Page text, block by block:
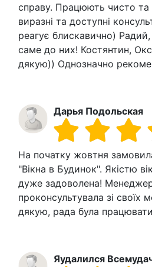
справу. Працюють чисто та
виразні та доступні
реагує блискавично)
саме до них! Костянтин,
дякую)) Однозначно
Дарья Подольская
На початку жовтня
"Вікна в Будинок". Якістю
дуже задоволена!
проконсультувала зі своїх
дякую, рада була
Яудалился